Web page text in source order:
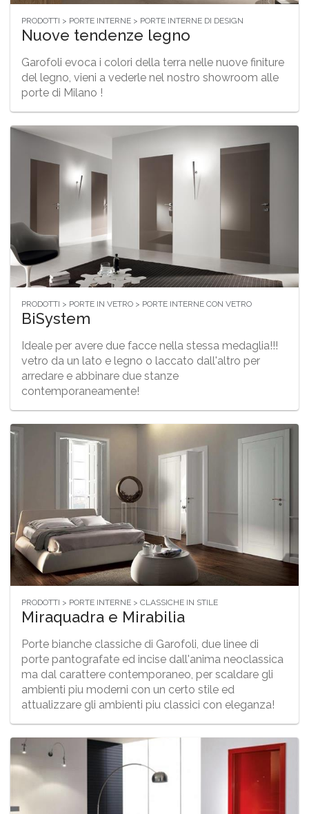
PRODOTTI > PORTE INTERNE > PORTE INTERNE DI DESIGN
Nuove tendenze legno
Garofoli evoca i colori della terra nelle nuove finiture
del legno, vieni a vederle nel nostro showroom alle
porte di Milano !
PRODOTTI > PORTE IN VETRO > PORTE INTERNE CON VETRO
BiSystem
Ideale per avere due facce nella stessa medaglia!!!
vetro da un lato e legno o laccato dall'altro per
arredare e abbinare due stanze
contemporaneamente!
PRODOTTI > PORTE INTERNE > CLASSICHE IN STILE
Miraquadra e Mirabilia
Porte bianche classiche di Garofoli, due linee di
porte pantografate ed incise dall'anima neoclassica
ma dal carattere contemporaneo, per scaldare gli
ambienti piu moderni con un certo stile ed
attualizzare gli ambienti piu classici con eleganza!